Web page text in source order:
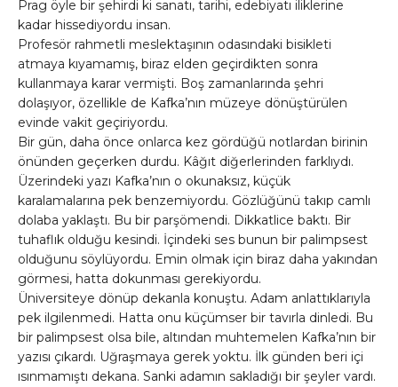
Prag öyle bir şehirdi ki sanatı, tarihi, edebiyatı iliklerine
kadar hissediyordu insan.
Profesör rahmetli meslektaşının odasındaki bisikleti
atmaya kıyamamış, biraz elden geçirdikten sonra
kullanmaya karar vermişti. Boş zamanlarında şehri
dolaşıyor, özellikle de Kafka’nın müzeye dönüştürülen
evinde vakit geçiriyordu.
Bir gün, daha önce onlarca kez gördüğü notlardan birinin
önünden geçerken durdu. Kâğıt diğerlerinden farklıydı.
Üzerindeki yazı Kafka’nın o okunaksız, küçük
karalamalarına pek benzemiyordu. Gözlüğünü takıp camlı
dolaba yaklaştı. Bu bir parşömendi. Dikkatlice baktı. Bir
tuhaflık olduğu kesindi. İçindeki ses bunun bir palimpsest
olduğunu söylüyordu. Emin olmak için biraz daha yakından
görmesi, hatta dokunması gerekiyordu.
Üniversiteye dönüp dekanla konuştu. Adam anlattıklarıyla
pek ilgilenmedi. Hatta onu küçümser bir tavırla dinledi. Bu
bir palimpsest olsa bile, altından muhtemelen Kafka’nın bir
yazısı çıkardı. Uğraşmaya gerek yoktu. İlk günden beri içi
ısınmamıştı dekana. Sanki adamın sakladığı bir şeyler vardı.